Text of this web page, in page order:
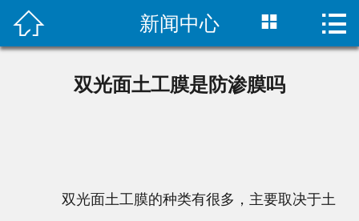
 首页
 新闻中心  
双光面土工膜是防渗膜吗
双光面土工膜的种类有很多，主要取决于土